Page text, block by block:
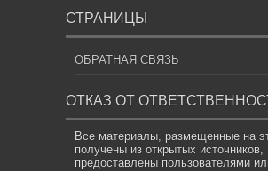
СТРАНИЦЫ
ОБРАТНАЯ СВЯЗЬ
ОТКАЗ ОТ
Все материалы, размещенные на
получены из открытых источников,
предоставлены пользователями